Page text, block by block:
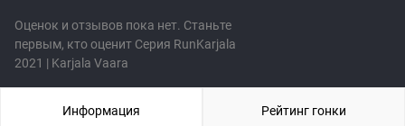
Оценок и отзывов пока нет. Станьте
первым, кто оценит Серия RunKarjala
2021 | Karjala Vaara
Информация Рейтинг гонки